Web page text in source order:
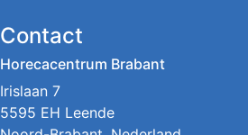
Contact
Horecacentrum Brabant
Irislaan 7
5595 EH Leende